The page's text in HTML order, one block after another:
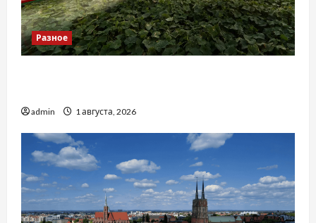
Разное
admin 1 августа, 2026